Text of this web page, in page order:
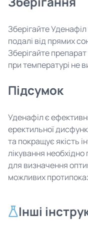
Зберігайте
подалі від прямих
Зберігайте
при температурі не
Підсумок
Уденафіл є
еректильної
та покращує якість
лікування
для визначення
можливих
Інші